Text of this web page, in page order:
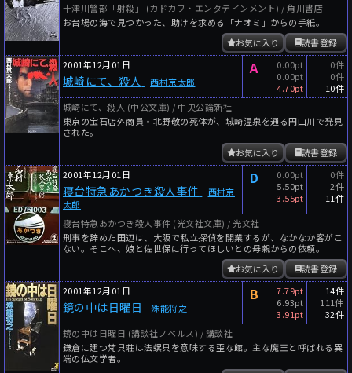
十津川警部「射殺」 (カドカワ・エンタテインメント) / 角川書店
お台場の海で見つかった、助けを求める「ナオミ」からの手紙。
読書登録
お気に入り
2001年12月01日
城崎にて、殺人 西村京太郎
A
0.00pt
0.00pt
4.70pt
0件
0件
10件
城崎にて、殺人 (中公文庫) / 中央公論新社
東京の宝石店外商員・北野敬の死体が、城崎温泉を通る円山川で発見
された。
読書登録
お気に入り
2001年12月01日
寝台特急あかつき殺人事件
西村京
太郎
D
0.00pt
5.50pt
3.55pt
0件
2件
11件
寝台特急あかつき殺人事件 (光文社文庫) / 光文社
刑事を辞めた田辺は、大阪で私立探偵を開業するが、なかなか客がこ
ない。そこへ、娘と佐世保に行ってほしいとの母親からの依頼。
読書登録
お気に入り
2001年12月01日
鏡の中は日曜日 殊能将之
B
7.79pt
6.93pt
3.91pt
14件
111件
32件
鏡の中は日曜日 (講談社ノベルス) / 講談社
鎌倉に建つ梵貝荘は法螺貝を意味する歪な館。主な魔王と呼ばれる異
端の仏文学者。